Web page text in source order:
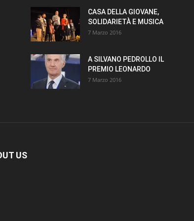
CASA DELLA GIOVANE,
SOLIDARIETÀ E MUSICA
7 Marzo 2016
A SILVANO PEDROLLO IL
PREMIO LEONARDO
7 Marzo 2016
US